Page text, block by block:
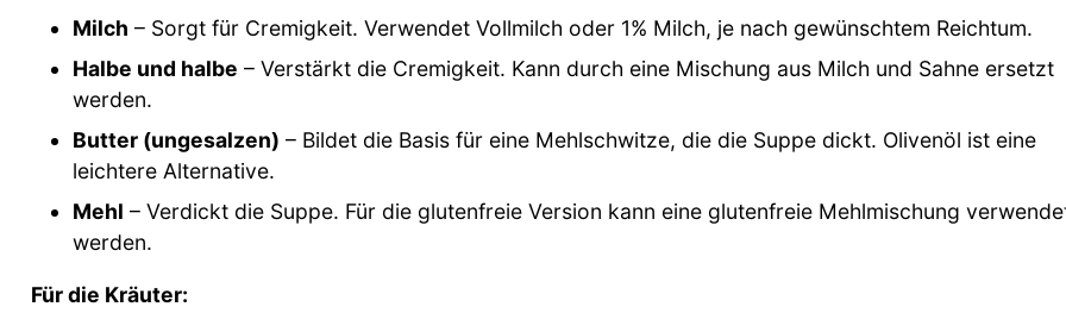
Milch – Sorgt für Cremigkeit. Verwendet Vollmilch oder 1% Milch, je nach gewünschtem Reichtum.
Halbe und halbe – Verstärkt die Cremigkeit. Kann durch eine Mischung aus Milch und Sahne ersetzt
werden.
Butter (ungesalzen) – Bildet die Basis für eine Mehlschwitze, die die Suppe dickt. Olivenöl ist eine
leichtere Alternative.
Mehl – Verdickt die Suppe. Für die glutenfreie Version kann eine glutenfreie Mehlmischung
werden.
Für die Kräuter: